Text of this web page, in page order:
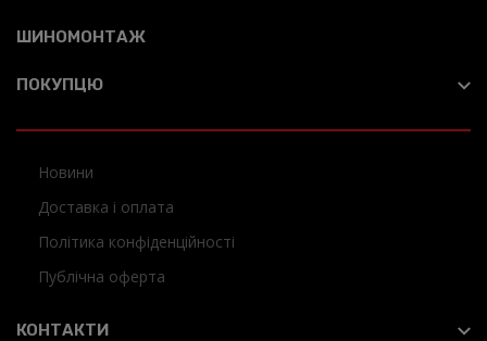
КОНТАКТИ
ШИНОМОНТАЖ
ПОКУПЦЮ
Новини
Доставка і оплата
Політика конфіденційності
Публічна оферта